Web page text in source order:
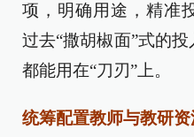
项，明确用途，精准
过去“撒胡椒面”式的
都能用在“刀刃”上。
统筹配置教师与教研